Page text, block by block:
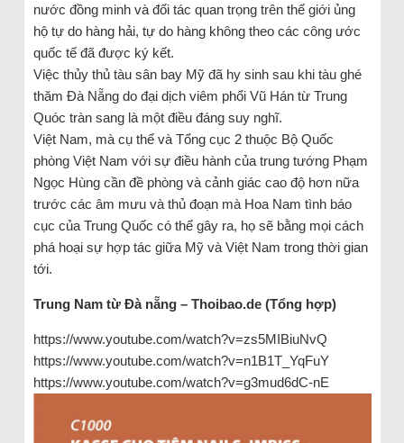
nước đồng minh và đối tác quan trọng trên thế giới ủng
hộ tự do hàng hải, tự do hàng không theo các công ước
quốc tế đã được ký kết.
Việc thủy thủ tàu sân bay Mỹ đã hy sinh sau khi tàu ghé
thăm Đà Nẵng do đại dịch viêm phổi Vũ Hán từ Trung
Quóc tràn sang là một điều đáng suy nghĩ.
Việt Nam, mà cụ thể và Tổng cục 2 thuộc Bộ Quốc
phòng Việt Nam với sự điều hành của trung tướng Phạm
Ngọc Hùng cần đề phòng và cảnh giác cao độ hơn nữa
trước các âm mưu và thủ đoạn mà Hoa Nam tình báo
cục của Trung Quốc có thể gây ra, họ sẽ bằng mọi cách
phá hoại sự hợp tác giữa Mỹ và Việt Nam trong thời gian
tới.
Trung Nam từ Đà nẵng – Thoibao.de (Tổng hợp)
https://www.youtube.com/watch?v=zs5MIBiuNvQ
https://www.youtube.com/watch?v=n1B1T_YqFuY
https://www.youtube.com/watch?v=g3mud6dC-nE